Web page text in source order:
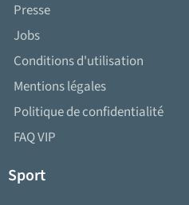
Presse
Jobs
Conditions d'utilisation
Mentions légales
Politique de confidentialité
FAQ VIP
Sport